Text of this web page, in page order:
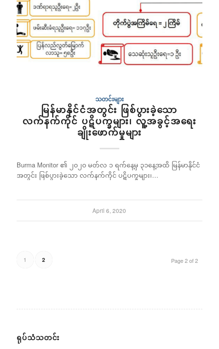
သတင်းများ
မြန်မာနိုင်ငံအတွင်း ဖြစ်ပွားခဲ့သော
လက်နက်ကိုင် ပဋိပက္ခများ၊ လူ့အခွင့်အရေး
ချိုးဖောက်မှုများ
Burma Monitor ၏ ၂၀၂၀ မတ်လ ၁ ရက်နေ့မှ ၃၁နေ့အထိ မြန်မာနိုင်ငံ
အတွင်း ဖြစ်ပွားခဲ့သော လက်နက်ကိုင် ပဋိပက္ခများ၊…
April 6, 2020
Page 2 of 2
1 2
ရုပ်သံသတင်း